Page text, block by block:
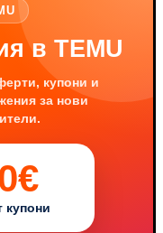
в TEMU
купони и
за нови
купони